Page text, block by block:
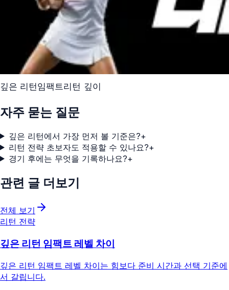
깊은 리턴임팩트 리턴 깊이
자주 묻는 질문
깊은 리턴에서 가장 먼저 볼 기준은?+
리턴 전략 초보자도 적용할 수 있나요?+
경기 후에는 무엇을 기록하나요?+
관련 글 더보기
전체 보기
리턴 전략
깊은 리턴 임팩트 레벨 차이
깊은 리턴 임팩트 레벨 차이는 힘보다 준비 시간과 선택 기준에
서 갈립니다.